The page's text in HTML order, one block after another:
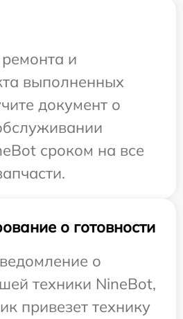
и
выполненных
документ о
сроком на все
о готовности
о
техники NineBot,
привезет технику